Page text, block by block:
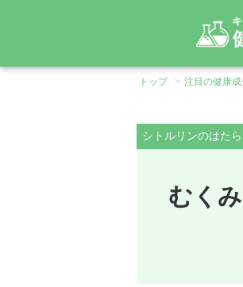
オルニチン
基
必須アミノ酸
> トリプトフ
> ヒスチジン
トップ 注目の健康
シトルリンのはた
むく